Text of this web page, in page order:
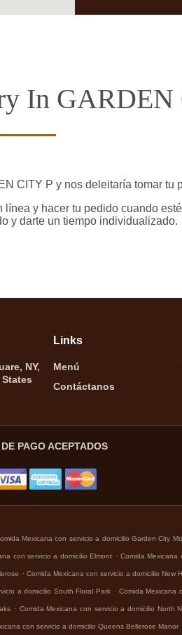
In GARDEN
CITY P y nos deleitaría tomar tu
y hacer tu pedido cuando
y darte un tiempo individualizado.
NY,
States
Links
Menú
Contáctanos
PAGO ACEPTADOS
Mexicana con servicio a domicilio Garden City
con servicio a domicilio Elmont Comida Mexicana
Comida Mexicana con servicio a domicilio New
a domicilio South Floral Park Comida Mexicana
Comida Mexicana con servicio a domicilio North
con servicio a domicilio Queens Bellerose Manor